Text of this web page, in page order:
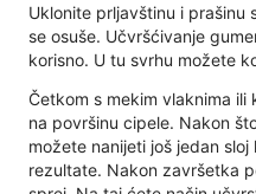
Uklonite prljavštinu i prašinu
se osuše. Učvršćivanje
korisno. U tu svrhu možete
Četkom s mekim vlaknima
na površinu cipele. Nakon
možete nanijeti još jedan
rezultate. Nakon završetka